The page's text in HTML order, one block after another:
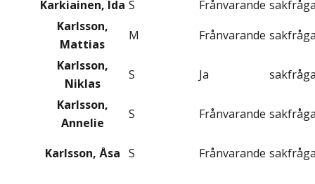
Karkiainen, Ida S Frånvarande
Karlsson,
Mattias
M Frånvarande
Karlsson,
Niklas
S Ja
Karlsson,
Annelie
S Frånvarande
Karlsson, Åsa S Frånvarande